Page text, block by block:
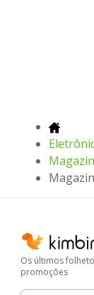
Os últimos
promoções